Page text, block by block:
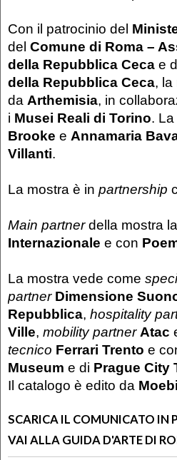
Con il patrocinio del
del Comune di Roma –
della Repubblica Ceca e
della Repubblica Ceca, la
da Arthemisia, in
i Musei Reali di Torino.
Brooke e Annamaria
Villanti.
La mostra è in partnership
Main partnerdella mostra la
Internazionale e con
La mostra vede come
partner Dimensione
Repubblica, hospitality
Ville, mobility partner Atac
tecnico Ferrari Trento e
Museum e di Prague City
Il catalogo è edito da
SCARICA IL COMUNICATO IN
VAI ALLA GUIDA D'ARTE DI